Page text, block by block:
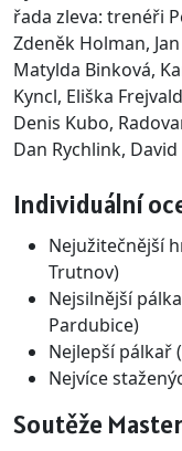
řada zleva: trenéři
Zdeněk Holman,
Matylda Binková,
Kyncl, Eliška
Denis Kubo,
Dan Rychlink,
Individuální
Nejužitečnější
Trutnov)
Nejsilnější
Pardubice)
Nejlepší pálkař
Nejvíce
Soutěže